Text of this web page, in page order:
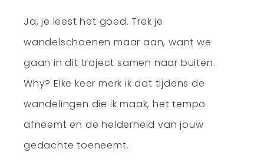
Ja, je leest het goed. Trek je
wandelschoenen maar aan, want we
gaan in dit traject samen naar buiten.
Why? Elke keer merk ik dat tijdens de
wandelingen die ik maak, het tempo
afneemt en de helderheid van jouw
gedachte toeneemt.